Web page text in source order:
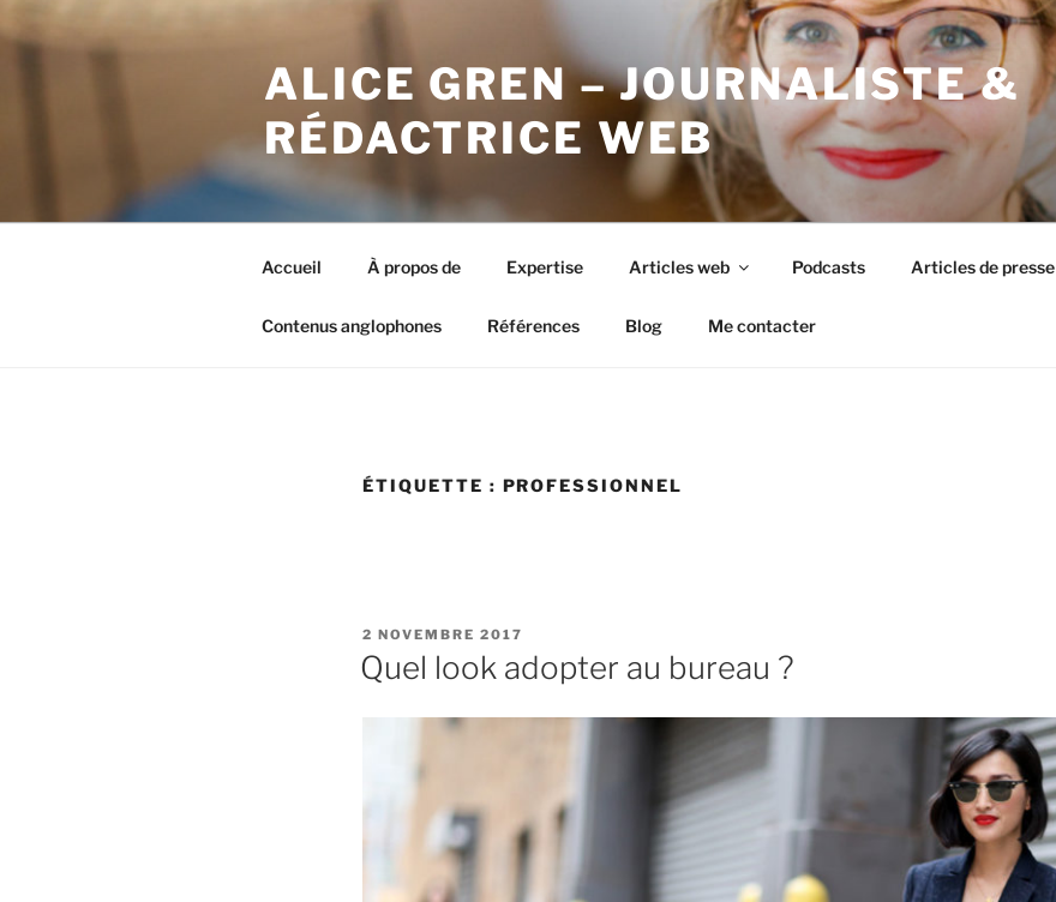
au
ALICE GREN – JOURNALISTE &
RÉDACTRICE WEB
Accueil À propos de Expertise Articles web Podcasts Articles de presse
Contenus anglophones Références Blog Me contacter
ÉTIQUETTE : PROFESSIONNEL
PUBLIÉ
LE
2 NOVEMBRE 2017
Quel look adopter au bureau ?